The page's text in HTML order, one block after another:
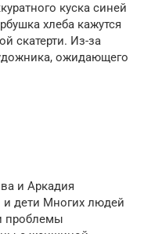
куска синей
хлеба кажутся
скатерти. Из-за
ожидающего
и Аркадия
дети Многих людей
проблемы